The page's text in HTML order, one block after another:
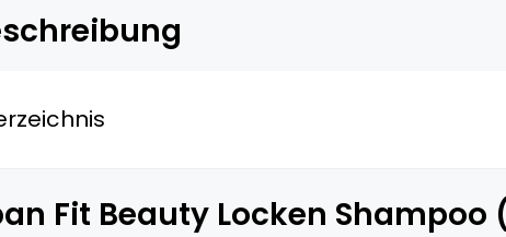
Fit Beauty Locken Shampoo